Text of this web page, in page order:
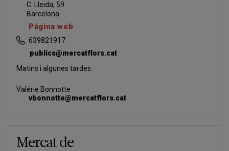
C. Lleida, 59
Barcelona
Página web
639821917
publics@mercatflors.cat
Matins i algunes tardes
Valérie Bonnotte
vbonnotte@mercatflors.cat
Mercat de